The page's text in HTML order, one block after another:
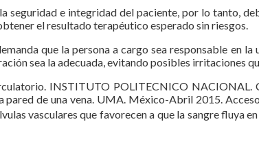
seguridad e integridad del paciente, por lo tanto,
el resultado terapéutico esperado sin riesgos.
que la persona a cargo sea responsable en
sea la adecuada, evitando posibles irritaciones
INSTITUTO POLITECNICO
pared de una vena. UMA. México-Abril 2015.
vasculares que favorecen a que la sangre fluya